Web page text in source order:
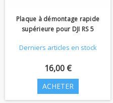
Plaque à démontage rapide
supérieure pour DJI RS 5
Derniers articles en stock
16,00 €
ACHETER